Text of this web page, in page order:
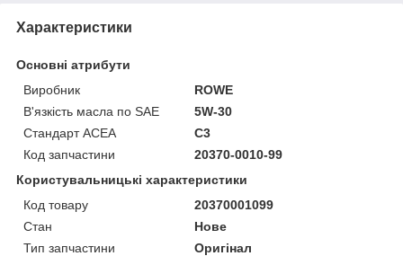
Характеристики
Основні атрибути
Виробник
ROWE
В'язкість масла по SAE
5W-30
Стандарт ACEA
C3
Код запчастини
20370-0010-99
Користувальницькі характеристики
Код товару
20370001099
Стан
Нове
Тип запчастини
Оригінал